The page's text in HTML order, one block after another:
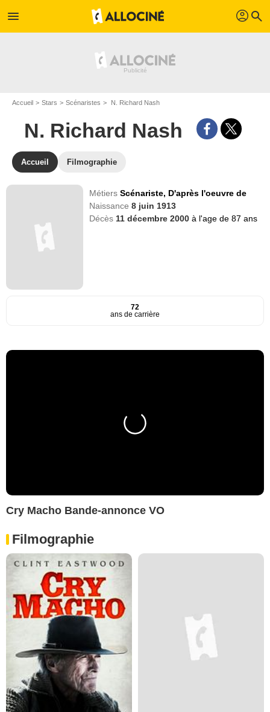
menu profil search
Accueil Stars Scénaristes N. Richard Nash
N. Richard Nash
Accueil Filmographie
MétiersScénariste, D'après l'oeuvre de
Naissance8 juin 1913
Décès 11 décembre 2000à l'age de 87 ans
72
ans de carrière
Cry Macho Bande-annonce VO
Filmographie